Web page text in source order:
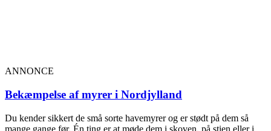
ANNONCE
Bekæmpelse af myrer i Nordjylland
Du kender sikkert de små sorte havemyrer og er stødt på dem så
mange gange før. Én ting er at møde dem i skoven, på stien eller i